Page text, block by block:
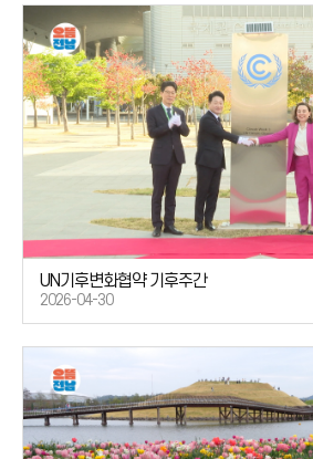
UN기후변화협약 기후주간
2026-04-30